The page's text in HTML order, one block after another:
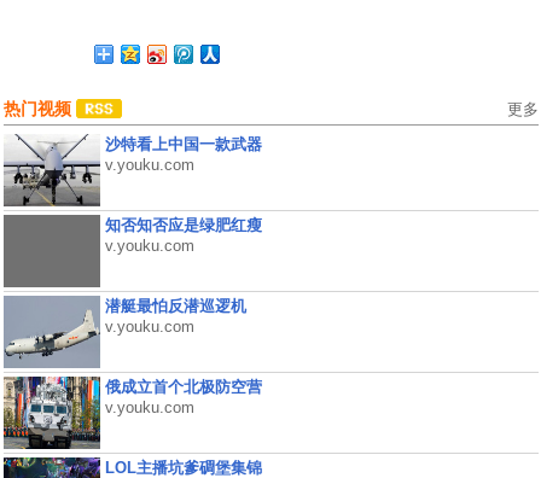
热门视频 更多
沙特看上中国一款武器
v.youku.com
知否知否应是绿肥红瘦
v.youku.com
潜艇最怕反潜巡逻机
v.youku.com
俄成立首个北极防空营
v.youku.com
LOL主播坑爹碉堡集锦